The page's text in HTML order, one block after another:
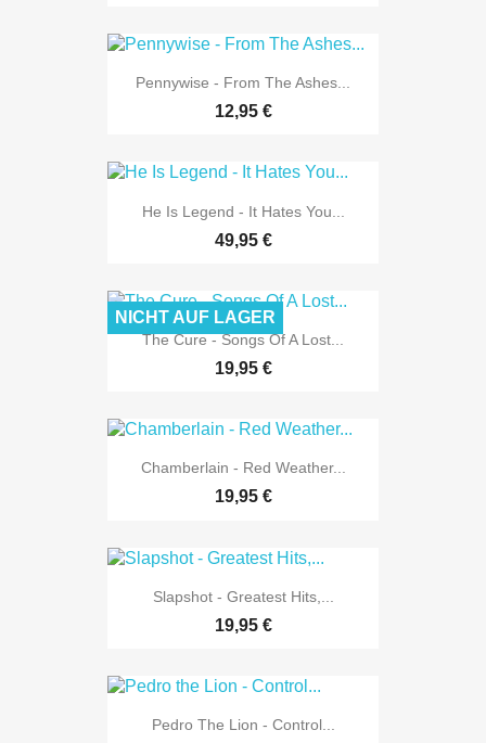
Pennywise - From The Ashes...
12,95 €
He Is Legend - It Hates You...
49,95 €
The Cure - Songs Of A Lost...
19,95 €
NICHT AUF LAGER
Chamberlain - Red Weather...
19,95 €
Slapshot - Greatest Hits,...
19,95 €
Pedro The Lion - Control...